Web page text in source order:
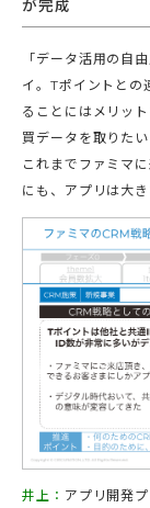
が完成
「データ活用の自
イ。Tポイントと
ることにはメリッ
買データを取りた
これまでファミマ
にも、アプリは大
井上： アプリ開発